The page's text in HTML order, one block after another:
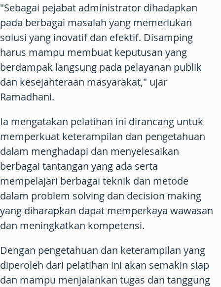
"Sebagai pejabat administrator dihadapkan
pada berbagai masalah yang memerlukan
solusi yang inovatif dan efektif. Disamping
harus mampu membuat keputusan yang
berdampak langsung pada pelayanan publik
dan kesejahteraan masyarakat," ujar
Ramadhani.
Ia mengatakan pelatihan ini dirancang untuk
memperkuat keterampilan dan pengetahuan
dalam menghadapi dan menyelesaikan
berbagai tantangan yang ada serta
mempelajari berbagai teknik dan metode
dalam problem solving dan decision making
yang diharapkan dapat memperkaya wawasan
dan meningkatkan kompetensi.
Dengan pengetahuan dan keterampilan yang
diperoleh dari pelatihan ini akan semakin siap
dan mampu menjalankan tugas dan tanggung